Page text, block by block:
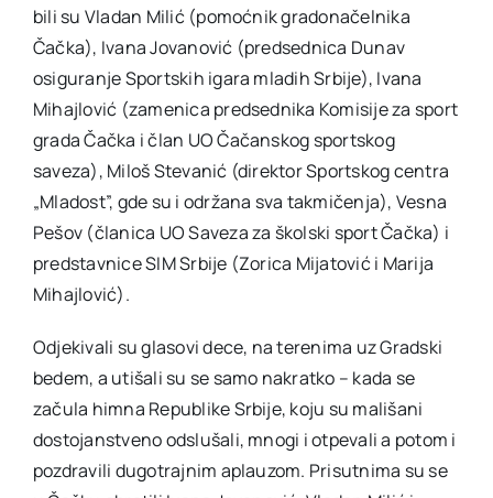
bili su Vladan Milić (pomoćnik gradonačelnika
Čačka), Ivana Jovanović (predsednica Dunav
osiguranje Sportskih igara mladih Srbije), Ivana
Mihajlović (zamenica predsednika Komisije za sport
grada Čačka i član UO Čačanskog sportskog
saveza), Miloš Stevanić (direktor Sportskog centra
„Mladost”, gde su i održana sva takmičenja), Vesna
Pešov (članica UO Saveza za školski sport Čačka) i
predstavnice SIM Srbije (Zorica Mijatović i Marija
Mihajlović).
Odjekivali su glasovi dece, na terenima uz Gradski
bedem, a utišali su se samo nakratko – kada se
začula himna Republike Srbije, koju su mališani
dostojanstveno odslušali, mnogi i otpevali a potom i
pozdravili dugotrajnim aplauzom. Prisutnima su se